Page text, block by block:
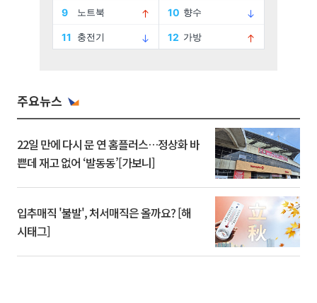
주요뉴스
22일 만에 다시 문 연 홈플러스…정상화 바
쁜데 재고 없어 ‘발동동’[가보니]
입추매직 '불발', 처서매직은 올까요? [해
시태그]